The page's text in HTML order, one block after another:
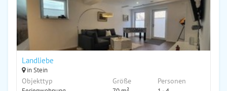
Landliebe
in Stein
Objekttyp Größe Personen